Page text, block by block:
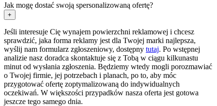
Jak mogę dostać swoją spersonalizowaną ofertę?
+
Jeśli interesuje Cię wynajem powierzchni reklamowej i chcesz
sprawdzić, jaka forma reklamy jest dla Twojej marki najlepsza,
wyślij nam formularz zgłoszeniowy, dostępny tutaj. Po wstępnej
analizie nasz doradca skontaktuje się z Tobą w ciągu kilkunastu
minut od wysłania zgłoszenia. Będziemy wtedy mogli porozmawiać
o Twojej firmie, jej potrzebach i planach, po to, aby móc
przygotować ofertę zoptymalizowaną do indywidualnych
oczekiwań. W większości przypadków nasza oferta jest gotowa
jeszcze tego samego dnia.